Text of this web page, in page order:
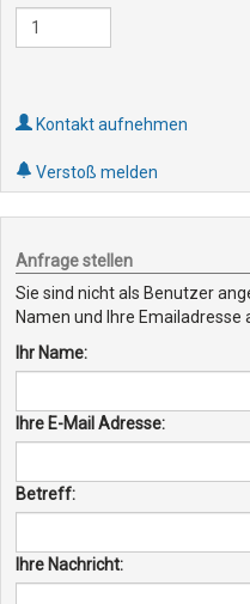
Kontakt aufnehmen
Verstoß melden
Anfrage stellen
Sie sind nicht als Benutzer
Namen und Ihre Emailadresse
Ihr Name:
Ihre E-Mail Adresse:
Betreff:
Ihre Nachricht: